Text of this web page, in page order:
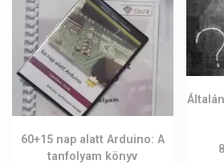
60+15 nap alatt Arduino: A
tanfolyam könyv